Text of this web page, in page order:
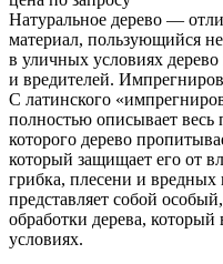
Натуральное дерево —
материал, пользующийся
в уличных условиях
и вредителей.
С латинского
полностью описывает
которого дерево
который защищает его от
грибка, плесени и
представляет собой
обработки дерева,
условиях.